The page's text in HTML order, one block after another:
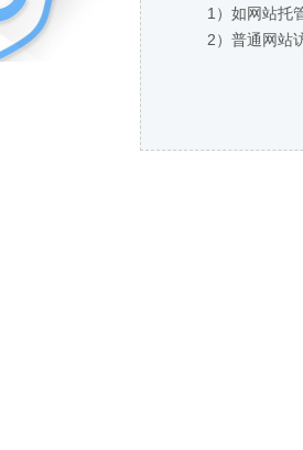
1）如网站托
2）普通网站